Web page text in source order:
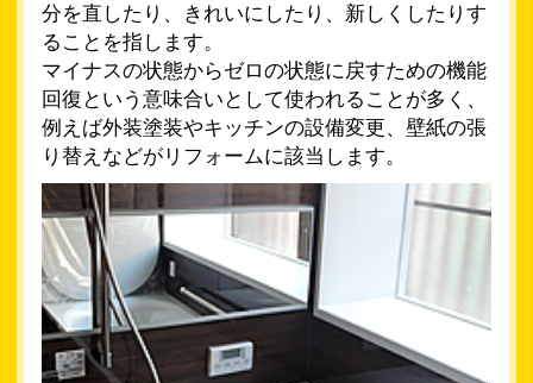
分を直したり、きれいにしたり、新しくしたりす
ることを指します。
マイナスの状態からゼロの状態に戻すための機能
回復という意味合いとして使われることが多く、
例えば外装塗装やキッチンの設備変更、壁紙の張
り替えなどがリフォームに該当します。